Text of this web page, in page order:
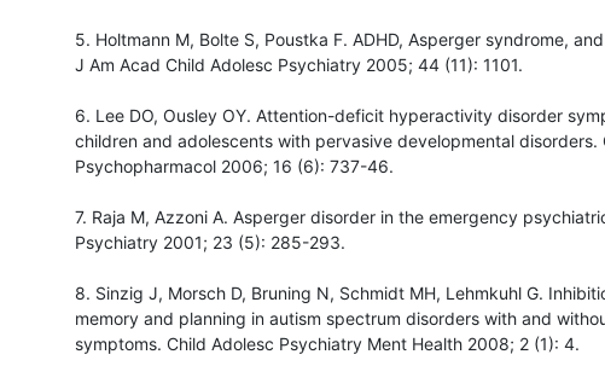
5. Holtmann M, Bolte S, Poustka F. ADHD, Asperger syndrome,
J Am Acad Child Adolesc Psychiatry 2005; 44 (11): 1101.
6. Lee DO, Ousley OY. Attention-deficit hyperactivity disorder
children and adolescents with pervasive developmental disorders.
Psychopharmacol 2006; 16 (6): 737-46.
7. Raja M, Azzoni A. Asperger disorder in the emergency
Psychiatry 2001; 23 (5): 285-293.
8. Sinzig J, Morsch D, Bruning N, Schmidt MH, Lehmkuhl G.
memory and planning in autism spectrum disorders with and
symptoms. Child Adolesc Psychiatry Ment Health 2008; 2 (1): 4.